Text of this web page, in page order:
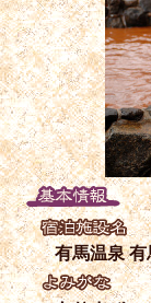
有馬温泉